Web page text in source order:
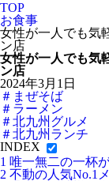
TOP
お食事
女性が一人でも気
ン店
女性が一人でも気
ン店
2024年3月1日
＃まぜそば
＃ラーメン
＃北九州グルメ
＃北九州ランチ
INDEX
1 唯一無二の一杯
2 不動の人気No.1